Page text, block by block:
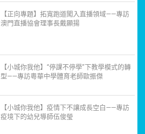
【正向專題】拓寬跑道闖入直播領域——專訪
澳門直播協會理事長戴顯揚
【小城你我他】“停課不停學”下教學模式的轉
型——專訪粵華中學體育老師歐振傑
【小城你我他】疫情下不讓成長空白——專訪
疫境下的幼兒導師伍俊瑩